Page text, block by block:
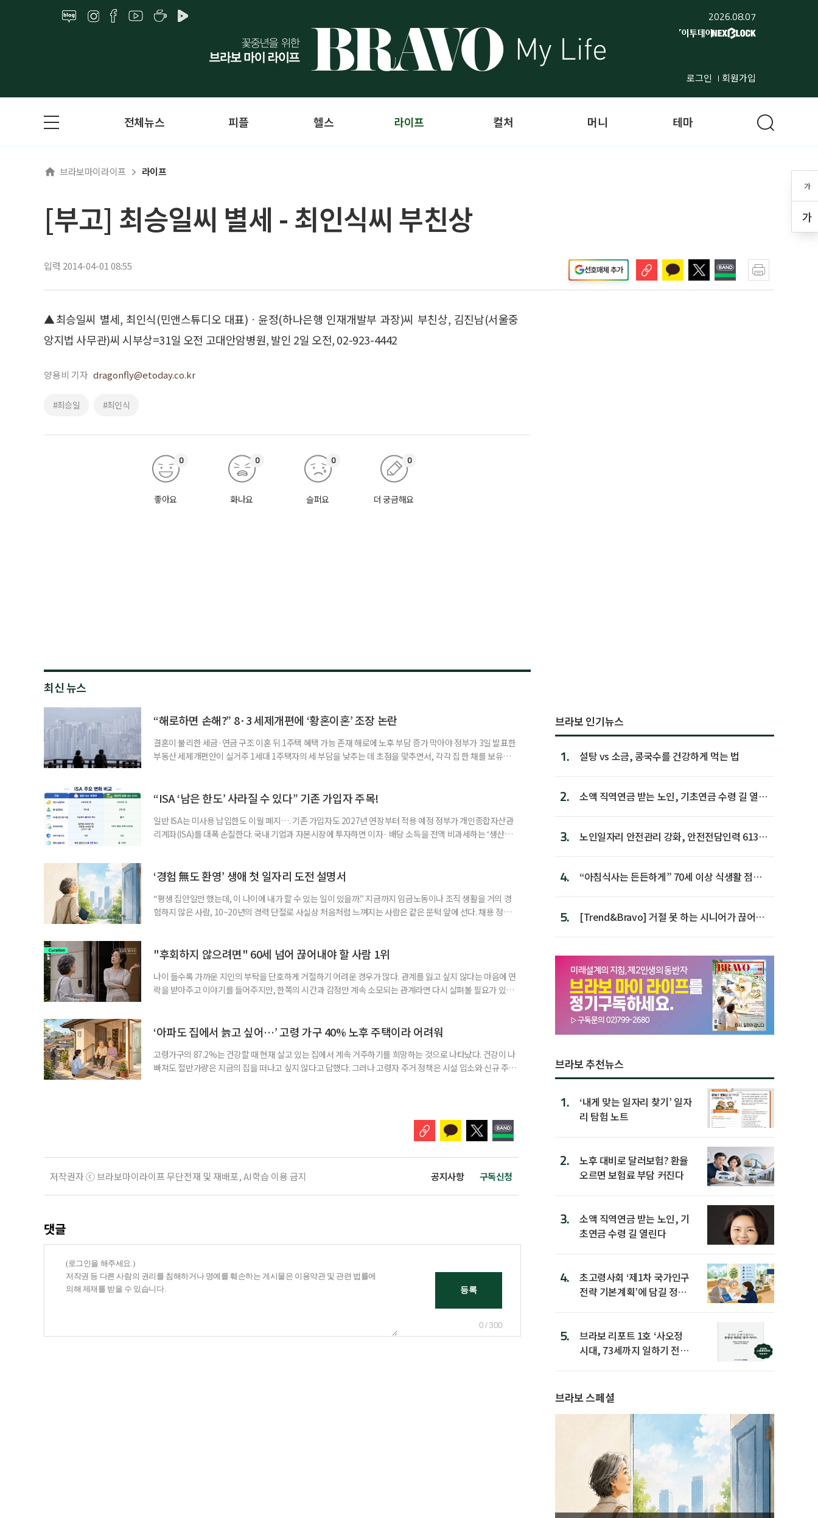
2026.08.07
로그인 회원가입
가
가
전체뉴스 피플 헬스 라이프 컬처 머니 테마
브라보마이라이프 라이프
[부고] 최승일씨 별세 - 최인식씨 부친상
입력 2014-04-01 08:55 선호매체 추가
▲최승일씨 별세, 최인식(민앤스튜디오 대표)ㆍ윤정(하나은행 인재개발부 과장)씨 부친상, 김진남(서울중
앙지법 사무관)씨 시부상=31일 오전 고대안암병원, 발인 2일 오전, 02-923-4442
양용비 기자 dragonfly@etoday.co.kr
#최승일 #최인식
좋아요
0
화나요
0
슬퍼요
0
더 궁금해요
0
최신 뉴스
“해로하면 손해?” 8·3 세제개편에 ‘황혼이혼’ 조장 논란
결혼이 불리한 세금·연금 구조 이혼 뒤 1주택 혜택 가능 존재 해로에 노후 부담 증가 막아야 정부가 3일 발표한
부동산 세제개편안이 실거주 1세대 1주택자의 세 부담을 낮추는 데 초점을 맞추면서, 각각 집 한 채를 보유한
부가 각자 집 한 채씩을 보유하면 한 세대가 두 채를 가진 것으로 보지만, 실제 이혼해 주거와 생계를 분
“ISA ‘남은 한도’ 사라질 수 있다” 기존 가입자 주목!
일반 ISA는 미사용 납입한도 이월 폐지…. 기존 가입자도 2027년 연장부터 적용 예정 정부가 개인종합자산관
리계좌(ISA)를 대폭 손질한다. 국내 기업과 자본시장에 투자하면 이자· 배당 소득을 전액 비과세하는 ‘생산적
기 때문이다. 지난 3일 발표된 세제개편안이 국회 통과 후 그대로 시행된다면 법 시행 전 본
‘경험 無도 환영’ 생애 첫 일자리 도전 설명서
“평생 집안일만 했는데, 이 나이에 내가 할 수 있는 일이 있을까.” 지금까지 임금노동이나 조직 생활을 거의 경
험하지 않은 사람, 10~20년의 경력 단절로 사실상 처음처럼 느껴지는 사람은 같은 문턱 앞에 선다. 채용 정보를
경험이 풍부한 고령자는 중요한 국가 자원이다. 박경하 한국노인인력개발원 선임연구위
"후회하지 않으려면" 60세 넘어 끊어내야 할 사람 1위
나이 들수록 가까운 지인의 부탁을 단호하게 거절하기 어려운 경우가 많다. 관계를 잃고 싶지 않다는 마음에 연
락을 받아주고 이야기를 들어주지만, 한쪽의 시간과 감정만 계속 소모되는 관계라면 다시 살펴볼 필요가 있다.
게 여기며, 거절하는 순간 태도를 바꾸는 행동도 건강한 관계와는 거리가 멀다. 믿고 털어놓은 개인사나 약점을
‘아파도 집에서 늙고 싶어…’ 고령 가구 40% 노후 주택이라 어려워
고령가구의 87.2%는 건강할 때 현재 살고 있는 집에서 계속 거주하기를 희망하는 것으로 나타났다. 건강이 나
빠져도 절반가량은 지금의 집을 떠나고 싶지 않다고 답했다. 그러나 고령자 주거 정책은 시설 입소와 신규 주택
저작권자 ⓒ 브라보마이라이프 무단전재 및 재배포, AI학습 이용 금지 공지사항 구독신청
댓글
0 / 300
브라보 인기뉴스
1. 설탕 vs 소금, 콩국수를 건강하게 먹는 법
2.
소액 직역연금 받는 노인, 기초연금 수령 길 열린
3.
노인일자리 안전관리 강화, 안전전담인력 613명
4.
“아침식사는 든든하게” 70세 이상 식생활 점수
5.
[Trend&Bravo] 거절 못 하는 시니어가 끊어야
브라보 추천뉴스
1.
‘내게 맞는 일자리 찾기’ 일자
리 탐험 노트
2.
노후 대비로 달러보험? 환율
오르면 보험료 부담 커진다
3.
소액 직역연금 받는 노인, 기
초연금 수령 길 열린다
4.
초고령사회 ‘제1차 국가인구
전략 기본계획’에 담길 정책
5.
브라보 리포트 1호 ‘사오정
시대, 73세까지 일하기 전략’
브라보 스페셜